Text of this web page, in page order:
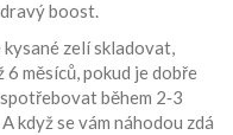
boost.
kysané zelí skladovat,
měsíců, pokud je dobře
během 2‑3
když se vám náhodou zdá